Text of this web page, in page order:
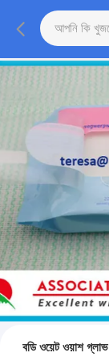
বডি ওয়েট ওয়াশ গ্লাভ